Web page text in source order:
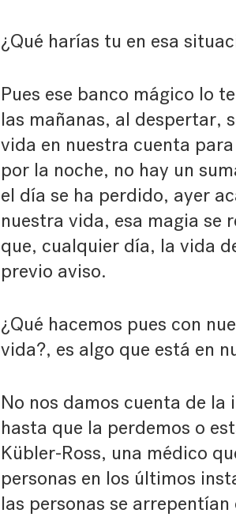
¿Qué harías tu en esa
Pues ese banco mágico lo
las mañanas, al despertar,
vida en nuestra cuenta
por la noche, no hay un
el día se ha perdido, ayer
nuestra vida, esa magia se
que, cualquier día, la vida
previo aviso.
¿Qué hacemos pues con
vida?, es algo que está en
No nos damos cuenta de
hasta que la perdemos o
Kübler-Ross, una médico
personas en los últimos
las personas se